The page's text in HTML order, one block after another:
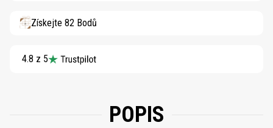
Získejte 82 Bodů
4.8 z 5
POPIS